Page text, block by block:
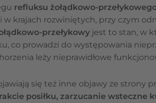
refluksu żołądkowo-
w krajach rozwiniętych, przy czym
przełykowy jest to stan, w
co prowadzi do występowania
leży nieprawidłowe
się też inne objawy ze strony
posiłku, zarzucanie wsteczne